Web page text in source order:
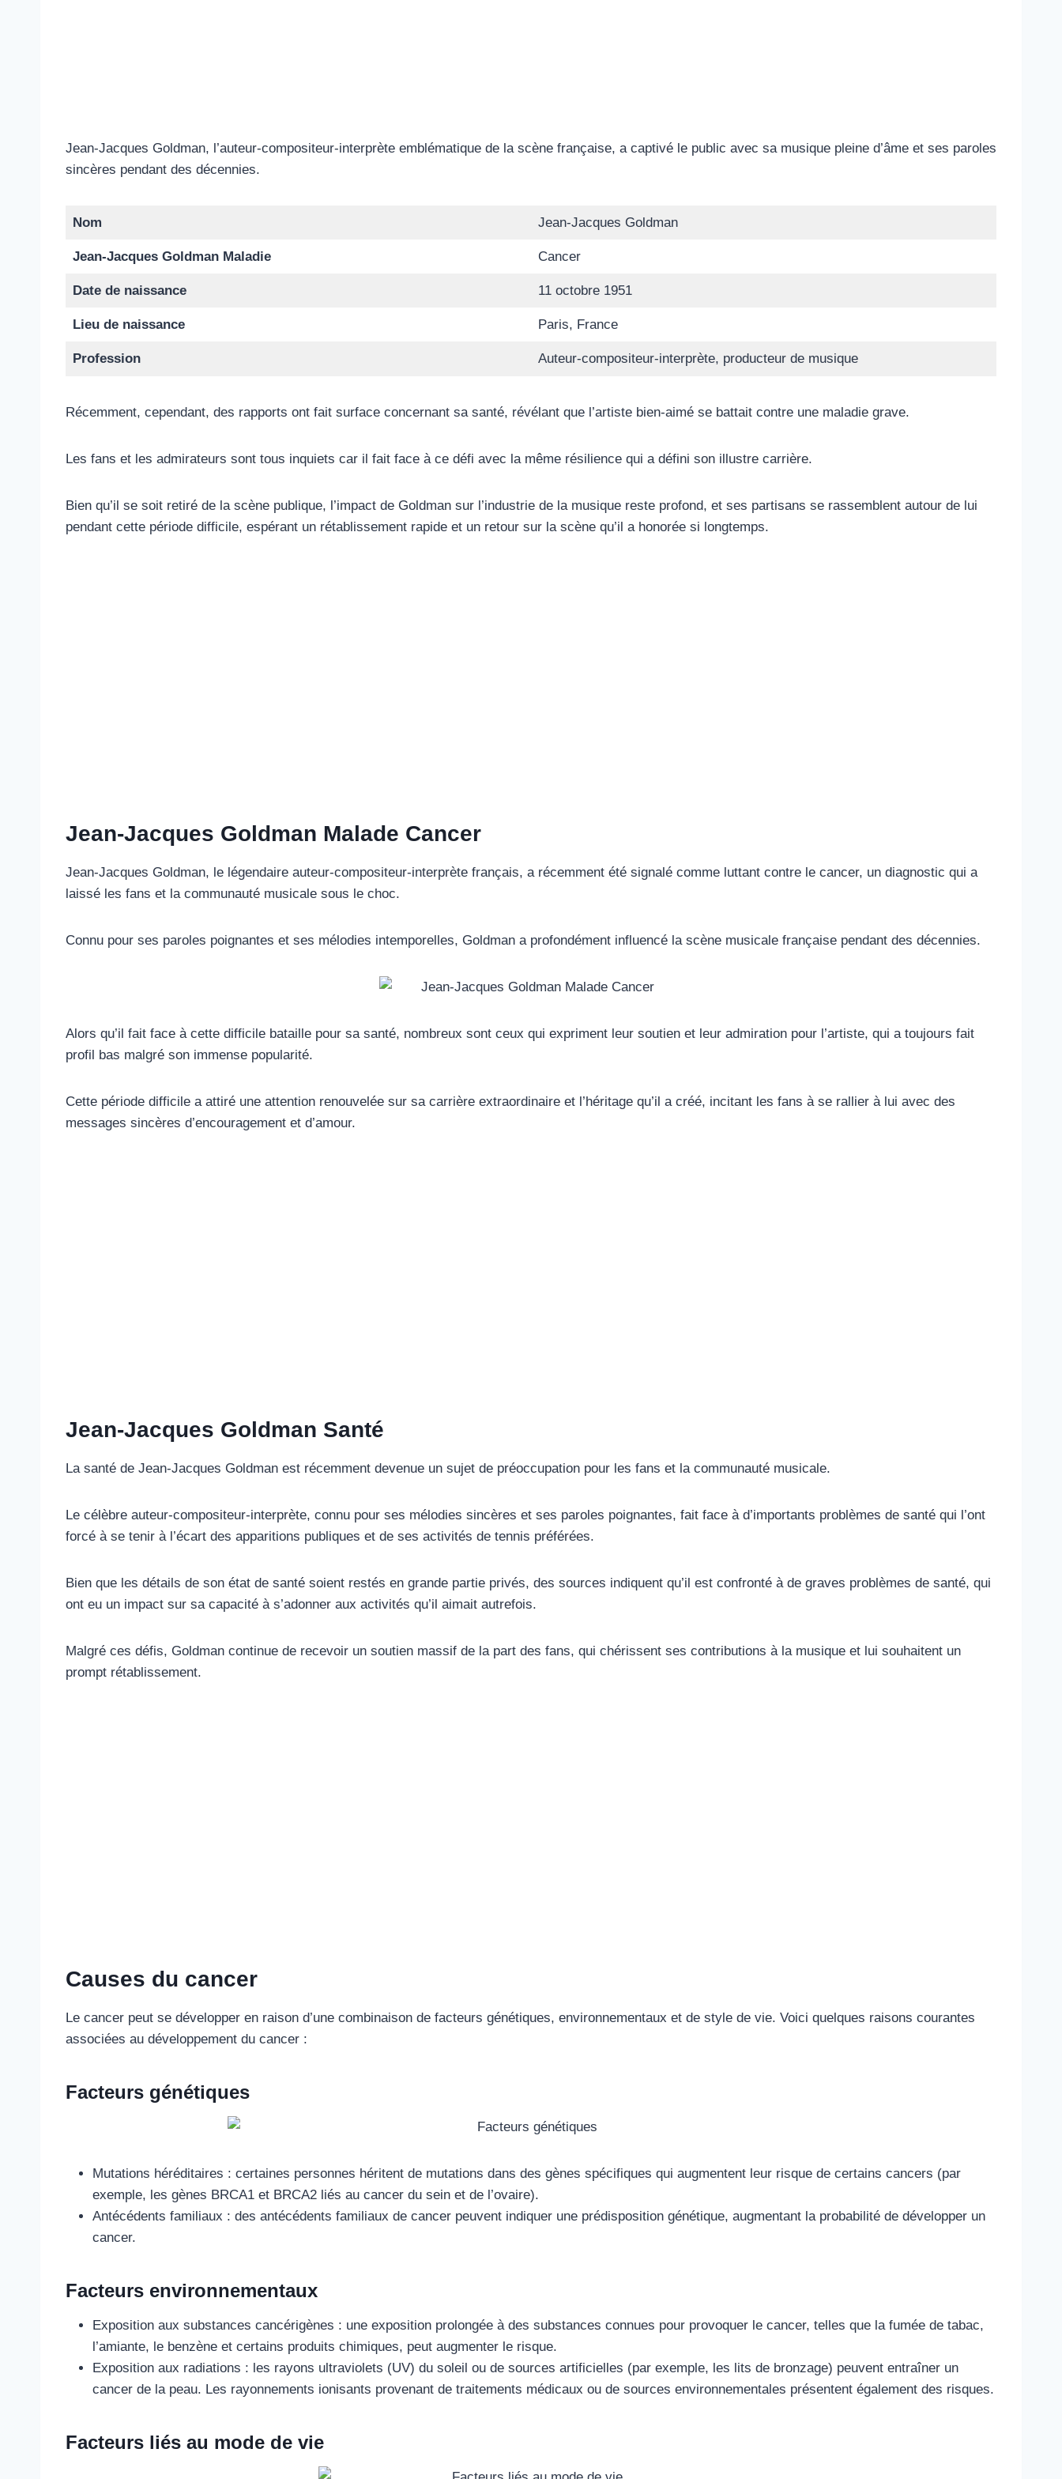
Jean-Jacques Goldman, l’auteur-compositeur-interprète emblématique de la scène française, a captivé le public avec sa musique pleine d’âme et ses paroles
sincères pendant des décennies.
Nom Jean-Jacques Goldman
Jean-Jacques Goldman Maladie Cancer
Date de naissance 11 octobre 1951
Lieu de naissance Paris, France
Profession Auteur-compositeur-interprète, producteur de musique
Récemment, cependant, des rapports ont fait surface concernant sa santé, révélant que l’artiste bien-aimé se battait contre une maladie grave.
Les fans et les admirateurs sont tous inquiets car il fait face à ce défi avec la même résilience qui a défini son illustre carrière.
Bien qu’il se soit retiré de la scène publique, l’impact de Goldman sur l’industrie de la musique reste profond, et ses partisans se rassemblent autour de lui
pendant cette période difficile, espérant un rétablissement rapide et un retour sur la scène qu’il a honorée si longtemps.
Jean-Jacques Goldman Malade Cancer
Jean-Jacques Goldman, le légendaire auteur-compositeur-interprète français, a récemment été signalé comme luttant contre le cancer, un diagnostic qui a
laissé les fans et la communauté musicale sous le choc.
Connu pour ses paroles poignantes et ses mélodies intemporelles, Goldman a profondément influencé la scène musicale française pendant des décennies.
Alors qu’il fait face à cette difficile bataille pour sa santé, nombreux sont ceux qui expriment leur soutien et leur admiration pour l’artiste, qui a toujours fait
profil bas malgré son immense popularité.
Cette période difficile a attiré une attention renouvelée sur sa carrière extraordinaire et l’héritage qu’il a créé, incitant les fans à se rallier à lui avec des
messages sincères d’encouragement et d’amour.
Jean-Jacques Goldman Santé
La santé de Jean-Jacques Goldman est récemment devenue un sujet de préoccupation pour les fans et la communauté musicale.
Le célèbre auteur-compositeur-interprète, connu pour ses mélodies sincères et ses paroles poignantes, fait face à d’importants problèmes de santé qui l’ont
forcé à se tenir à l’écart des apparitions publiques et de ses activités de tennis préférées.
Bien que les détails de son état de santé soient restés en grande partie privés, des sources indiquent qu’il est confronté à de graves problèmes de santé, qui
ont eu un impact sur sa capacité à s’adonner aux activités qu’il aimait autrefois.
Malgré ces défis, Goldman continue de recevoir un soutien massif de la part des fans, qui chérissent ses contributions à la musique et lui souhaitent un
prompt rétablissement.
Causes du cancer
Le cancer peut se développer en raison d’une combinaison de facteurs génétiques, environnementaux et de style de vie. Voici quelques raisons courantes
associées au développement du cancer :
Facteurs génétiques
Mutations héréditaires : certaines personnes héritent de mutations dans des gènes spécifiques qui augmentent leur risque de certains cancers (par
exemple, les gènes BRCA1 et BRCA2 liés au cancer du sein et de l’ovaire).
Antécédents familiaux : des antécédents familiaux de cancer peuvent indiquer une prédisposition génétique, augmentant la probabilité de développer un
cancer.
Facteurs environnementaux
Exposition aux substances cancérigènes : une exposition prolongée à des substances connues pour provoquer le cancer, telles que la fumée de tabac,
l’amiante, le benzène et certains produits chimiques, peut augmenter le risque.
Exposition aux radiations : les rayons ultraviolets (UV) du soleil ou de sources artificielles (par exemple, les lits de bronzage) peuvent entraîner un
cancer de la peau. Les rayonnements ionisants provenant de traitements médicaux ou de sources environnementales présentent également des risques.
Facteurs liés au mode de vie